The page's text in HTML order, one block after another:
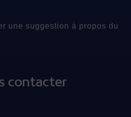
une suggestion à propos du
contacter